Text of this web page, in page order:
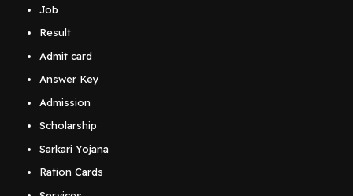
Job
Result
Admit card
Answer Key
Admission
Scholarship
Sarkari Yojana
Ration Cards